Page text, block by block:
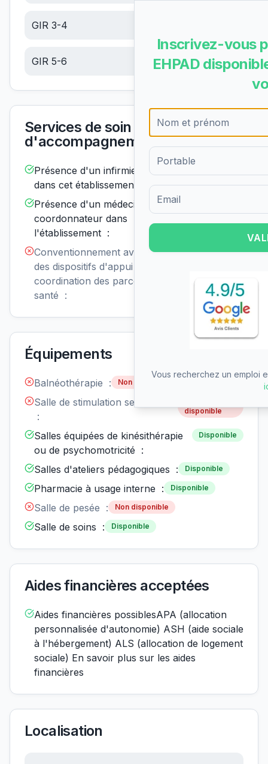
GIR 3-4
GIR 5-6 5.40€/jour
Services de soin et
d'accompagnement
Présence d'un infirmier de nuit
dans cet établissement :
Présence d'un médecin
coordonnateur dans
l'établissement :
Conventionnement avec un ou
des dispositifs d'appui à la
coordination des parcours de
santé :
Non
Équipements
Balnéothérapie : Non disponible
Salle de stimulation sensorielle
:
disponible
Salles équipées de kinésithérapie
ou de psychomotricité :
Disponible
Salles d'ateliers pédagogiques : Disponible
Pharmacie à usage interne : Disponible
Salle de pesée : Non disponible
Salle de soins : Disponible
Aides financières acceptées
Aides financières possiblesAPA (allocation
personnalisée d'autonomie) ASH (aide sociale
à l'hébergement) ALS (allocation de logement
sociale) En savoir plus sur les aides
financières
Localisation
Inscrivez-vous
EHPAD
Formulaire d'inscription pour
Vous recherchez un emploi